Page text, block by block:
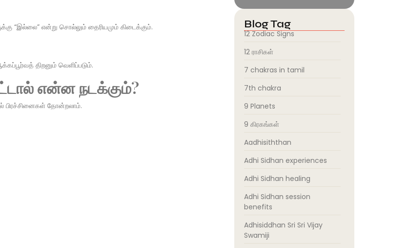
“இல்லை” என்று சொல்லும் தைரியமும் கிடைக்கும்.
திறனும் வெளிப்படும்.
என்ன நடக்கும்?
பிரச்சினைகள் தோன்றலாம்.
Blog Tag
12 Zodiac Signs
12 ராசிகள்
7 chakras in tamil
7th chakra
9 Planets
9 கிரகங்கள்
Aadhisiththan
Adhi Sidhan experiences
Adhi Sidhan healing
Adhi Sidhan session
benefits
Adhisiddhan Sri Sri Vijay
Swamiji